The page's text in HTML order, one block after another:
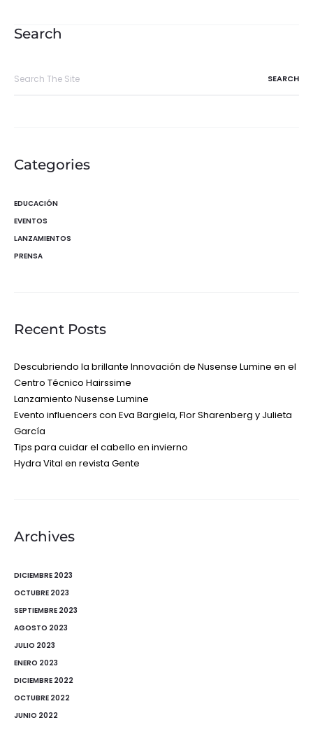
entradas
Search
Categories
EDUCACIÓN
EVENTOS
LANZAMIENTOS
PRENSA
Recent Posts
Descubriendo la brillante Innovación de Nusense Lumine en el
Centro Técnico Hairssime
Lanzamiento Nusense Lumine
Evento influencers con Eva Bargiela, Flor Sharenberg y Julieta
García
Tips para cuidar el cabello en invierno
Hydra Vital en revista Gente
Archives
DICIEMBRE 2023
OCTUBRE 2023
SEPTIEMBRE 2023
AGOSTO 2023
JULIO 2023
ENERO 2023
DICIEMBRE 2022
OCTUBRE 2022
JUNIO 2022